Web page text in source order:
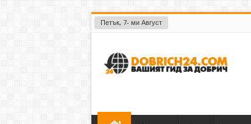
Петък, 7- ми Август